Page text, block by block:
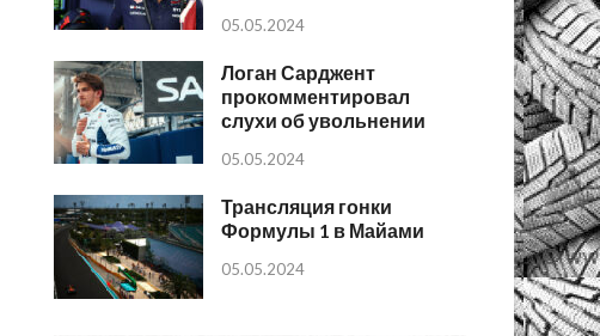
05.05.2024
Логан Сарджент
прокомментировал
слухи об увольнении
05.05.2024
Трансляция гонки
Формулы 1 в Майами
05.05.2024